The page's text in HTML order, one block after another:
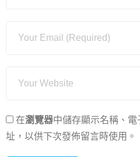
在瀏覽器中儲存顯示名稱、
址，以供下次發佈留言時使用。